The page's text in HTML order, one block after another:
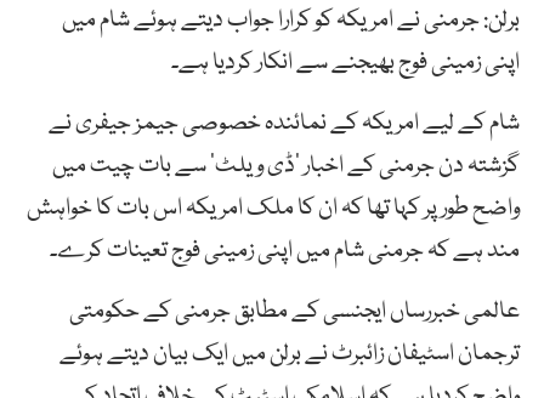
برلن: جرمنی نے امریکہ کو کرارا جواب دیتے ہوئے شام میں
اپنی زمینی فوج بھیجنے سے انکار کردیا ہے۔
شام کے لیے امریکہ کے نمائندہ خصوصی جیمز جیفری نے
گزشتہ دن جرمنی کے اخبار ’ڈی ویلٹ‘ سے بات چیت میں
واضح طور پر کہا تھا کہ ان کا ملک امریکہ اس بات کا خواہش
مند ہے کہ جرمنی شام میں اپنی زمینی فوج تعینات کرے۔
عالمی خبررساں ایجنسی کے مطابق جرمنی کے حکومتی
ترجمان اسٹيفان زائبرٹ نے برلن ميں ایک بیان دیتے ہوئے